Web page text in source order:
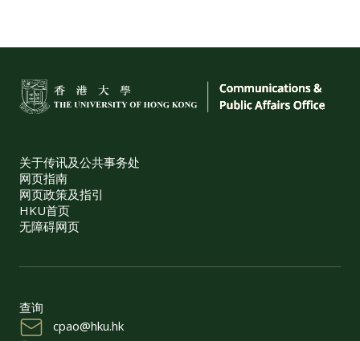
关于传讯及公共事务处
网页指南
网页政策及指引
HKU首页
无障碍网页
查询
cpao@hku.hk